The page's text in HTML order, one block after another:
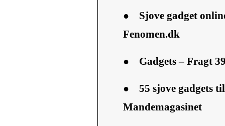
● Sjove gadget
Fenomen.dk
● Gadgets – Fragt
● 55 sjove gadgets
Mandemagasinet